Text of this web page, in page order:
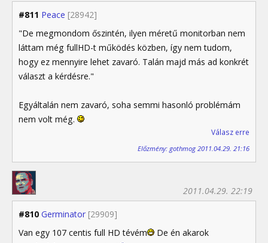
#811 Peace [28942]
"De megmondom őszintén, ilyen méretű monitorban nem
láttam még fullHD-t működés közben, így nem tudom,
hogy ez mennyire lehet zavaró. Talán majd más ad konkrét
választ a kérdésre."
Egyáltalán nem zavaró, soha semmi hasonló problémám
nem volt még.
Válasz erre
Előzmény: gothmog 2011.04.29. 21:16
#810 Germinator [29909]
2011.04.29. 22:19
Van egy 107 centis full HD tévém
De én akarok